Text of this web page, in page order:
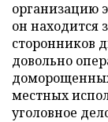
организацию
он находится
сторонников
довольно
местных
уголовное